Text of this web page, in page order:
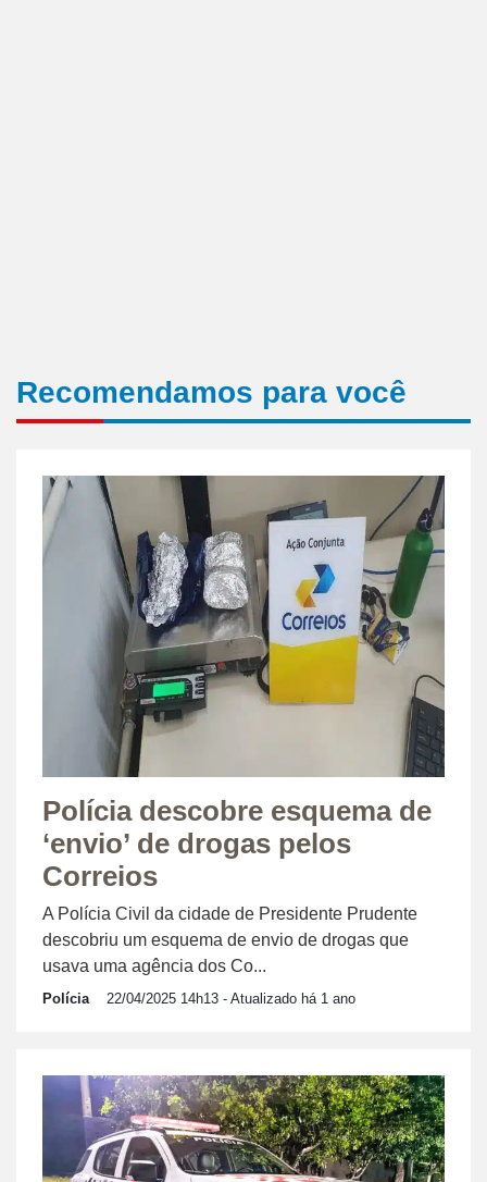
Recomendamos para você
Polícia descobre esquema de
‘envio’ de drogas pelos
Correios
A Polícia Civil da cidade de Presidente Prudente
descobriu um esquema de envio de drogas que
usava uma agência dos Co...
Polícia 22/04/2025 14h13 - Atualizado há 1 ano